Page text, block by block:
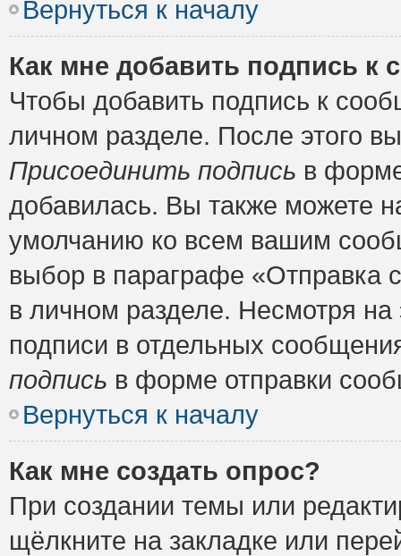
Вернуться к началу
Как мне добавить подпись к
Чтобы добавить подпись к
личном разделе. После этого
Присоединить подпись в
добавилась. Вы также можете
умолчанию ко всем вашим
выбор в параграфе «Отправка
в личном разделе. Несмотря
подписи в отдельных
подпись в форме отправки
Вернуться к началу
Как мне создать опрос?
При создании темы или
щёлкните на закладке или